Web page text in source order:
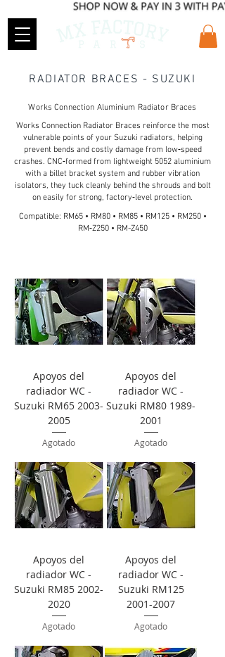
RADIATOR BRACES - SUZUKI
Works Connection Aluminium Radiator Braces
Works Connection Radiator Braces reinforce the most
vulnerable points of your Suzuki radiators, helping
prevent bends and costly damage from low‑speed
crashes. CNC‑formed from lightweight 5052 aluminium
with a billet bracket system and rubber vibration
isolators, they tuck cleanly behind the shrouds and bolt
on easily for strong, factory‑level protection.
Compatible: RM65 • RM80 • RM85 • RM125 • RM250 •
RM‑Z250 • RM-Z450
Apoyos del
radiador WC -
Suzuki RM65 2003-
2005
Agotado
Apoyos del
radiador WC -
Suzuki RM80 1989-
2001
Agotado
Apoyos del
radiador WC -
Suzuki RM85 2002-
2020
Agotado
Apoyos del
radiador WC -
Suzuki RM125
2001-2007
Agotado